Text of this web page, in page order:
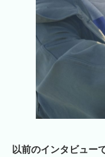
以前のインタビュー